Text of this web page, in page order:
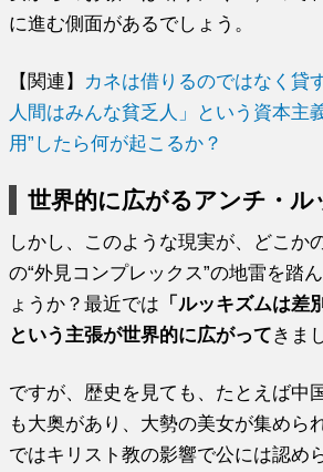
に進む側面があるでしょう。
【関連】 カネは借りるのではなく貸
人間はみんな貧乏人」という資本主
用”したら何が起こるか？
世界的に広がるアンチ・
しかし、このような現実が、どこか
の“外見コンプレックス”の地雷を踏
ょうか？最近では 「ルッキズムは差
という主張が世界的に広がってきま
ですが、歴史を見ても、たとえば中
も大奥があり、大勢の美女が集めら
ではキリスト教の影響で公には認め